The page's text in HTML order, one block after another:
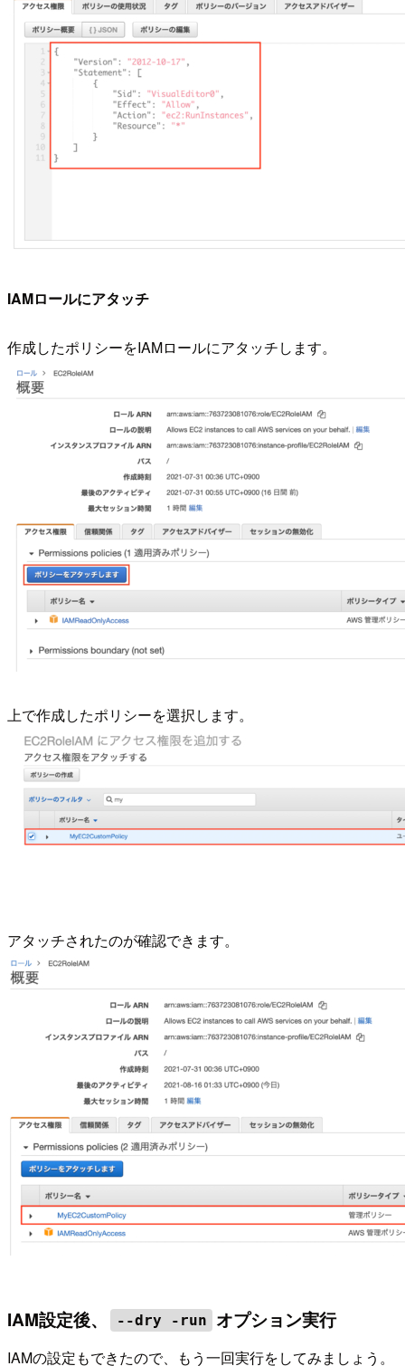
IAMロールにアタッチ
作成したポリシーをIAMロールにアタッチします。
上で作成したポリシーを選択します。
アタッチされたのが確認できます。
IAM設定後、 --dry -run オプション実行
IAMの設定もできたので、もう一回実行をしてみましょう。